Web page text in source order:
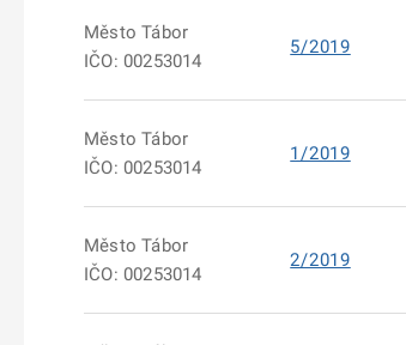
Město Tábor
IČO: 00253014
5/2019
Město Tábor
IČO: 00253014
1/2019
Město Tábor
IČO: 00253014
2/2019